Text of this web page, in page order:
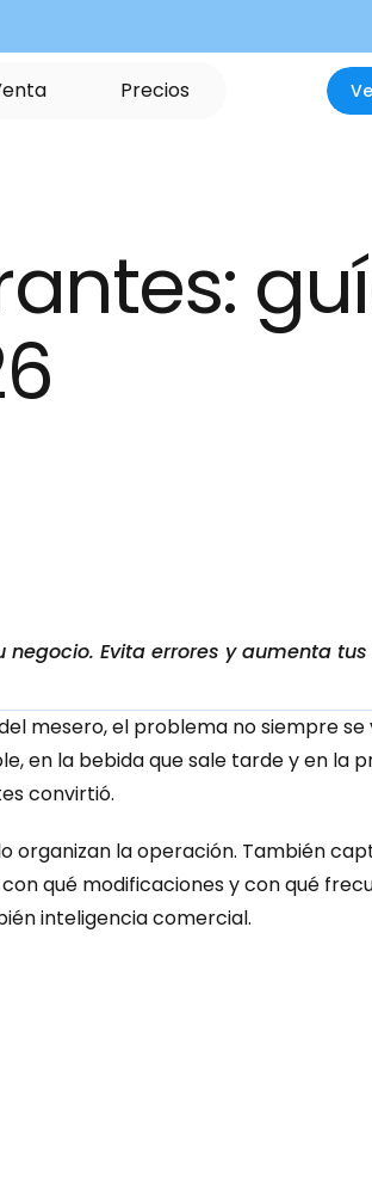
enta Precios Ve
Evita errores y aumenta
mesero, el problema no siempre se
en la bebida que sale tarde y en la
convirtió.
organizan la operación. También
qué modificaciones y con qué
inteligencia comercial.